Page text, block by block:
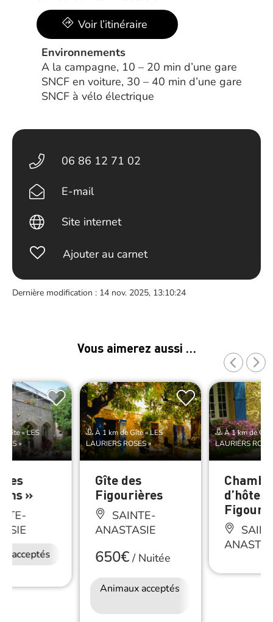
Voir l’itinéraire
Environnements
A la campagne, 10 – 20 min d’une gare
SNCF en voiture, 30 – 40 min d’une gare
SNCF à vélo électrique
06 86 12 71 02
E-mail
Site internet
Ajouter au carnet
Dernière modification : 14 nov. 2025, 13:10:24
Vous aimerez aussi …
Gîte « LES
»
»
acceptés
À 1 km de Gîte « LES
LAURIERS ROSES »
Gîte des
Figourières
SAINTE-
ANASTASIE
650€/Nuitée
Animaux acceptés
À 1 km de Gîte
LAURIERS
d’hôtes